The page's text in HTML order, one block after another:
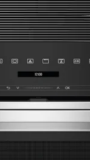
patiekalų